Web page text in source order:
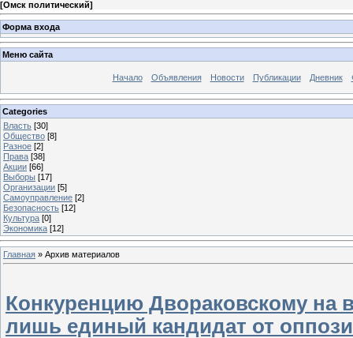
[Омск политический]
Форма входа
Меню сайта
Начало Объявления Новости Публикации Дневник
Categories
Власть [30]
Общество [8]
Разное [2]
Права [38]
Акции [66]
Выборы [17]
Организации [5]
Самоуправление [2]
Безопасность [12]
Культура [0]
Экономика [12]
Главная » Архив материалов
Конкуренцию Двораковскому на
лишь единый кандидат от